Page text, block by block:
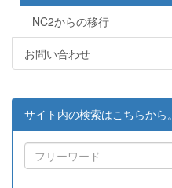
NC2からの移行
お問い合わせ
サイト内の検索はこちらから。